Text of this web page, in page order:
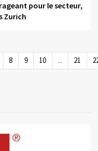
pour le secteur,
Zurich
8 9 10 ... 21